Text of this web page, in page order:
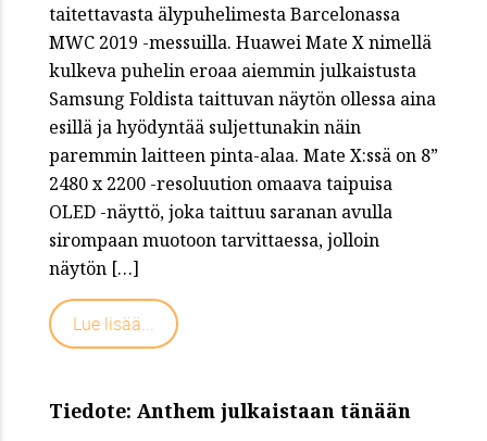
taitettavasta älypuhelimesta Barcelonassa
MWC 2019 -messuilla. Huawei Mate X nimellä
kulkeva puhelin eroaa aiemmin julkaistusta
Samsung Foldista taittuvan näytön ollessa aina
esillä ja hyödyntää suljettunakin näin
paremmin laitteen pinta-alaa. Mate X:ssä on 8”
2480 x 2200 -resoluution omaava taipuisa
OLED -näyttö, joka taittuu saranan avulla
sirompaan muotoon tarvittaessa, jolloin
näytön […]
Lue lisää...
Tiedote: Anthem julkaistaan tänään